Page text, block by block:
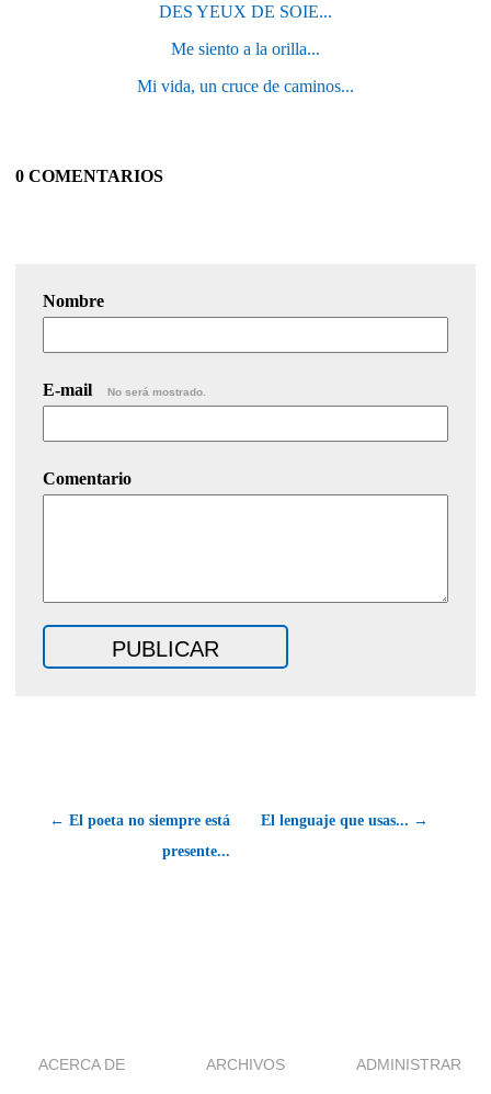
DES YEUX DE SOIE...
Me siento a la orilla...
Mi vida, un cruce de caminos...
0 COMENTARIOS
Nombre
E-mail No será mostrado.
Comentario
← El poeta no siempre está
presente...
El lenguaje que usas... →
ACERCA DE ARCHIVOS ADMINISTRAR